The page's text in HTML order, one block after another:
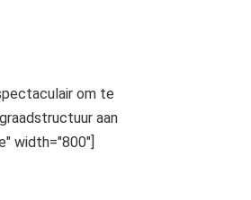
om te
aan
width="800"]